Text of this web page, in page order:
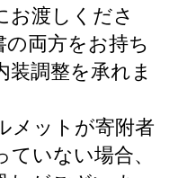
お渡しくださ
の両方をお持ち
装調整を承れま
メットが寄附者
いない場合、